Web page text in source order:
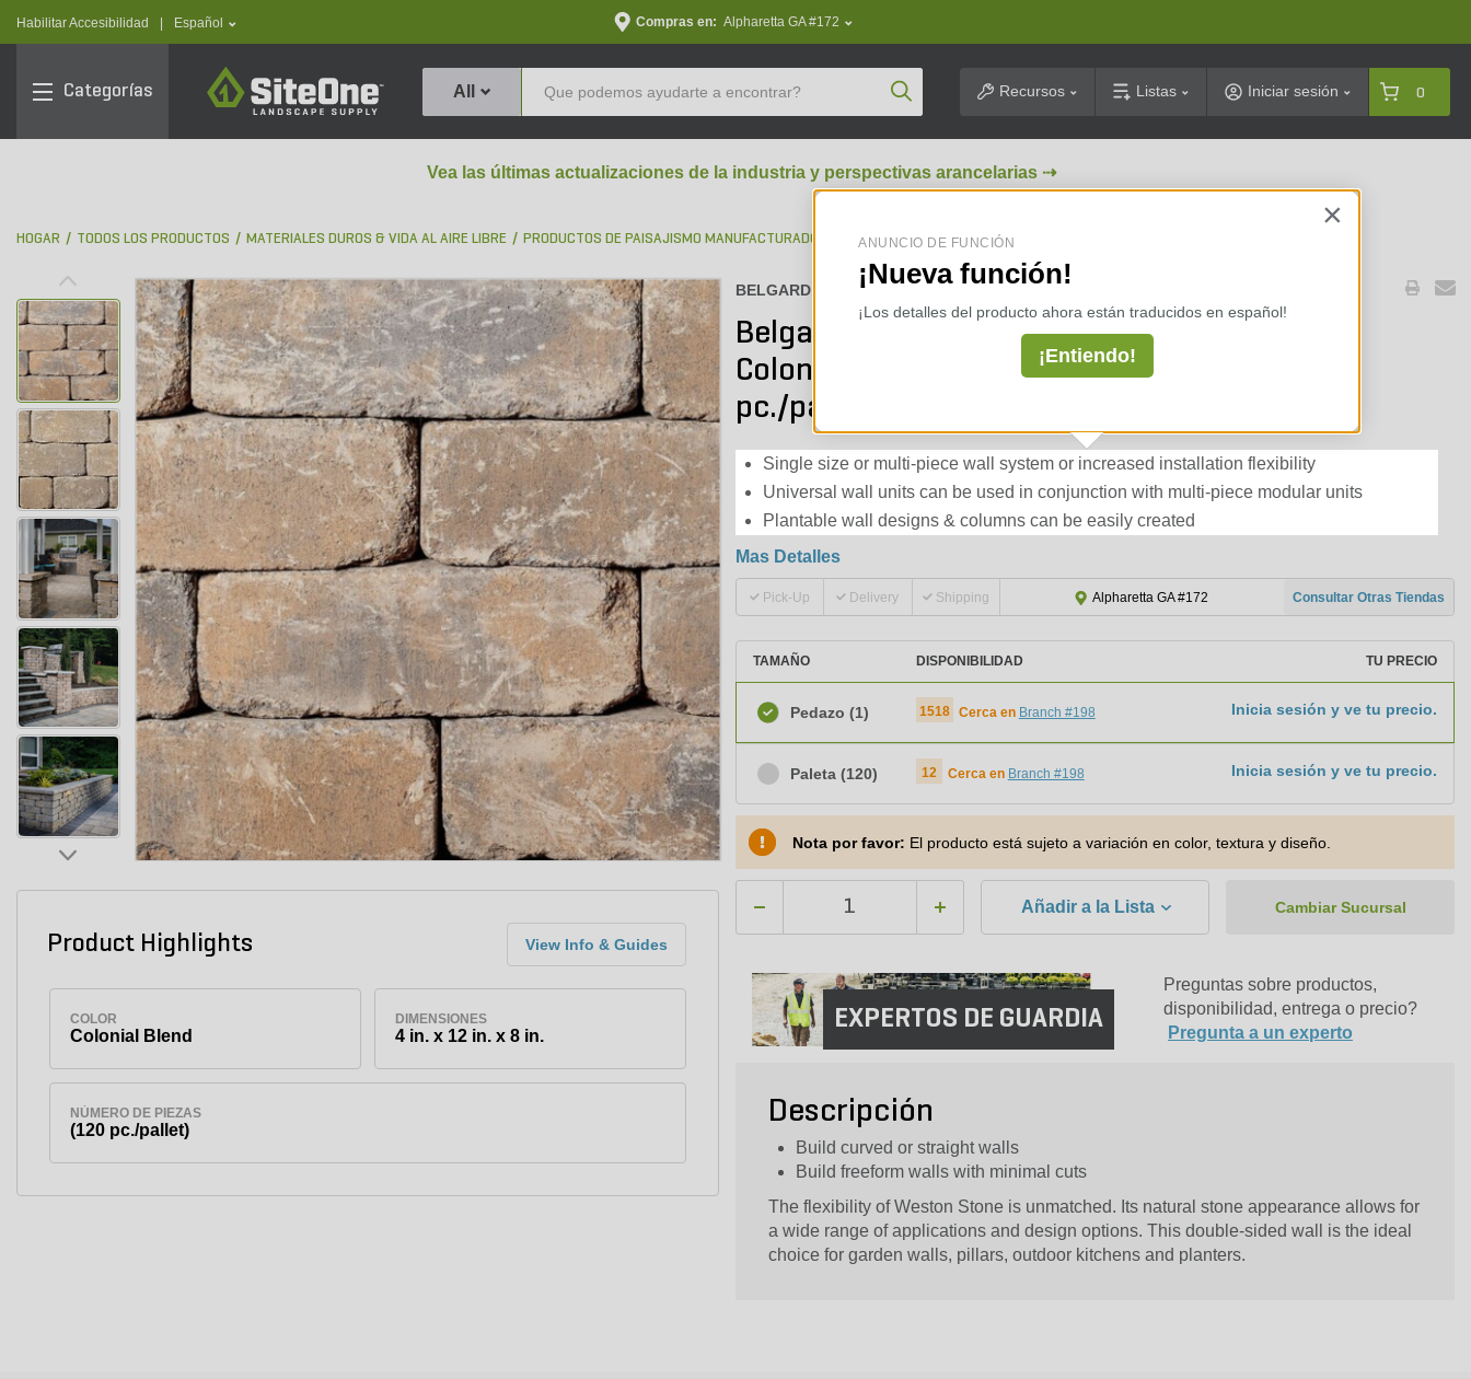
Habilitar Accesibilidad text.language
Español Compras en: Alpharetta GA #172
Categorías
SiteOne
All Product SearchRecursos Listas Iniciar sesión 0
Vea las últimas actualizaciones de la industria y perspectivas arancelarias ⇢
HOGAR TODOS LOS PRODUCTOS MATERIALES DUROS & VIDA AL AIRE LIBRE PRODUCTOS DE PAISAJISMO MANUFACTURADOS BLOQUES PARA MUROS
Product Highlights View Info & Guides
COLOR
Colonial Blend
DIMENSIONES
4 in. x 12 in. x 8 in.
NÚMERO DE PIEZAS
(120 pc./pallet)
BELGARD : 16250231-120W
Belgard Weston Stone Wall Block Universal
Colonial Blend 12 in. x 8 in. x 4 in. (120
pc./pallet)
Single size or multi-piece wall system or increased installation flexibility
Universal wall units can be used in conjunction with multi-piece modular units
Plantable wall designs & columns can be easily created
Mas Detalles
Pick-Up Delivery Shipping Alpharetta GA #172 Consultar Otras Tiendas
TAMAÑO DISPONIBILIDAD TU PRECIO
Pedazo (1) 1518 Cerca en Branch #198 Inicia sesión y ve tu precio.
Paleta (120) 12 Cerca en Branch #198 Inicia sesión y ve tu precio.
Nota por favor: El producto está sujeto a variación en color, textura y diseño.
Añadir a la Lista Cambiar Sucursal
EXPERTOS DE GUARDIA
Preguntas sobre productos,
disponibilidad, entrega o precio?
Pregunta a un experto
Descripción
Build curved or straight walls
Build freeform walls with minimal cuts
The flexibility of Weston Stone is unmatched. Its natural stone appearance allows for
a wide range of applications and design options. This double-sided wall is the ideal
choice for garden walls, pillars, outdoor kitchens and planters.
×
ANUNCIO DE FUNCIÓN
¡Nueva función!
¡Los detalles del producto ahora están traducidos en español!
¡Entiendo!